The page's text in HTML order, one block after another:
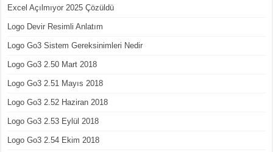
Excel Açılmıyor 2025 Çözüldü
Logo Devir Resimli Anlatım
Logo Go3 Sistem Gereksinimleri Nedir
Logo Go3 2.50 Mart 2018
Logo Go3 2.51 Mayıs 2018
Logo Go3 2.52 Haziran 2018
Logo Go3 2.53 Eylül 2018
Logo Go3 2.54 Ekim 2018